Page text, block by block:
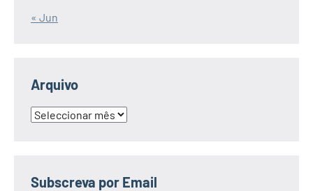
« Jun
Arquivo
Arquivo
Subscreva por Email